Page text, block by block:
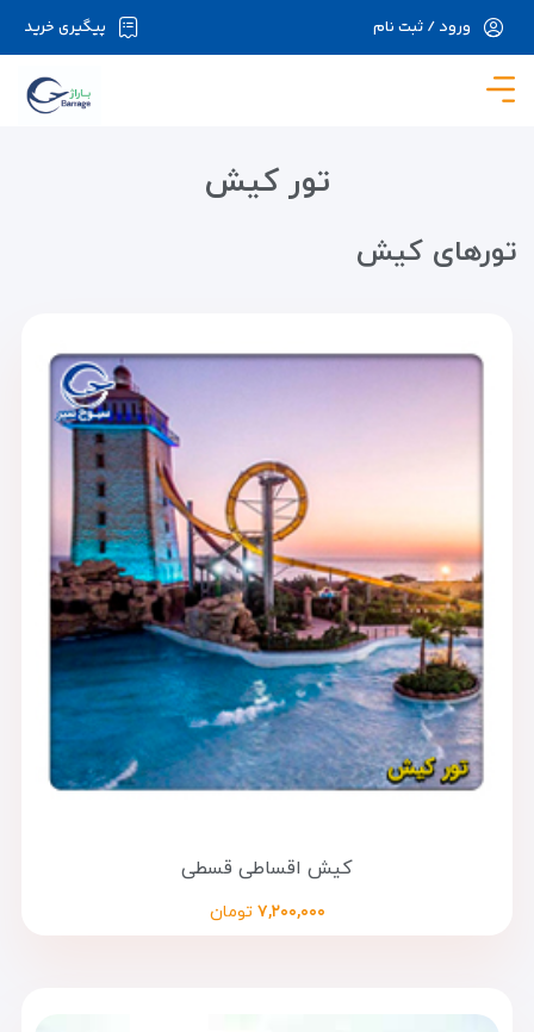
در حال حاضر ارتباط با سرور قطع می باشد لطفا
پیگیری خرید ورود / ثبت نام
تور کیش
تور‌های کیش
کیش اقساطی قسطی
۷,۲۰۰,۰۰۰ تومان